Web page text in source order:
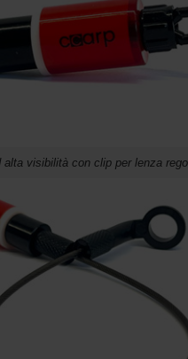
alta visibilità con clip per lenza